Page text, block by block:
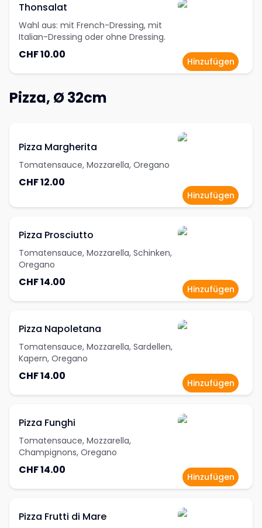
Thonsalat
Wahl aus: mit French-Dressing, mit
Italian-Dressing oder ohne Dressing.
CHF 10.00
Hinzufügen
Pizza, Ø 32cm
Pizza Margherita
Tomatensauce, Mozzarella, Oregano
CHF 12.00
Hinzufügen
Pizza Prosciutto
Tomatensauce, Mozzarella, Schinken,
Oregano
CHF 14.00
Hinzufügen
Pizza Napoletana
Tomatensauce, Mozzarella, Sardellen,
Kapern, Oregano
CHF 14.00
Hinzufügen
Pizza Funghi
Tomatensauce, Mozzarella,
Champignons, Oregano
CHF 14.00
Hinzufügen
Pizza Frutti di Mare